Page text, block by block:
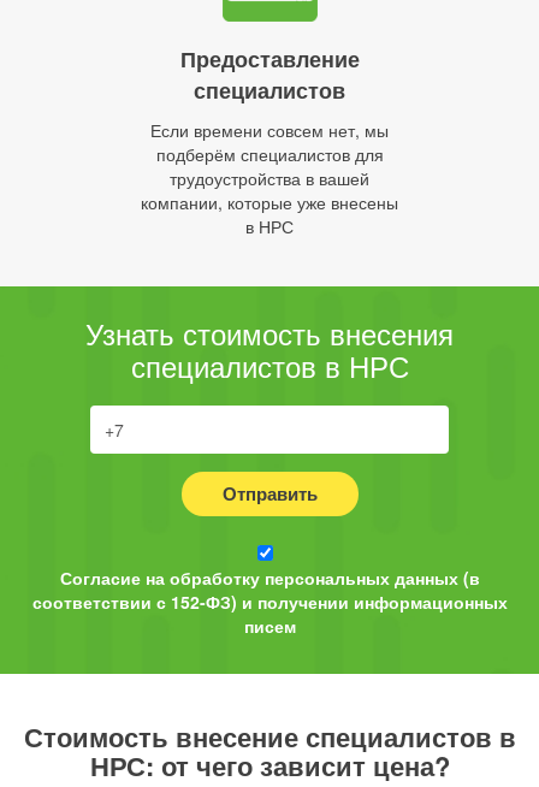
Предоставление
специалистов
Если времени совсем нет, мы
подберём специалистов для
трудоустройства в вашей
компании, которые уже внесены
в НРС
Узнать стоимость внесения
специалистов в НРС
Отправить
Согласие на обработку персональных данных (в
соответствии с 152-ФЗ) и получении информационных
писем
Стоимость внесение специалистов в
НРС: от чего зависит цена?